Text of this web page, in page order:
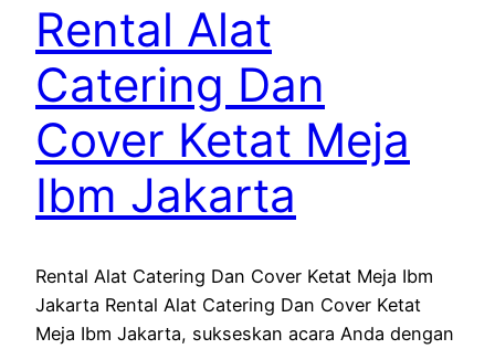
Rental Alat
Catering Dan
Cover Ketat Meja
Ibm Jakarta
Rental Alat Catering Dan Cover Ketat Meja Ibm
Jakarta Rental Alat Catering Dan Cover Ketat
Meja Ibm Jakarta, sukseskan acara Anda dengan